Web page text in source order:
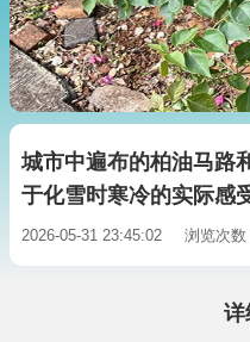
城市中遍布的柏油马路
于化雪时寒冷的实际感
2026-05-31 23:45:02 浏览次数
详